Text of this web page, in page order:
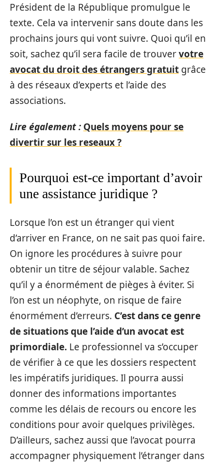
Président de la République promulgue le
texte. Cela va intervenir sans doute dans les
prochains jours qui vont suivre. Quoi qu’il en
soit, sachez qu’il sera facile de trouvervotre
avocat du droit des étrangers gratuit grâce
à des réseaux d’experts et l’aide des
associations.
Lire également : Quels moyens pour se
divertir sur les reseaux ?
Pourquoi est-ce important d’avoir
une assistance juridique ?
Lorsque l’on est un étranger qui vient
d’arriver en France, on ne sait pas quoi faire.
On ignore les procédures à suivre pour
obtenir un titre de séjour valable. Sachez
qu’il y a énormément de pièges à éviter. Si
l’on est un néophyte, on risque de faire
énormément d’erreurs. C’est dans ce genre
de situations que l’aide d’un avocat est
primordiale. Le professionnel va s’occuper
de vérifier à ce que les dossiers respectent
les impératifs juridiques. Il pourra aussi
donner des informations importantes
comme les délais de recours ou encore les
conditions pour avoir quelques privilèges.
D’ailleurs, sachez aussi que l’avocat pourra
accompagner physiquement l’étranger dans